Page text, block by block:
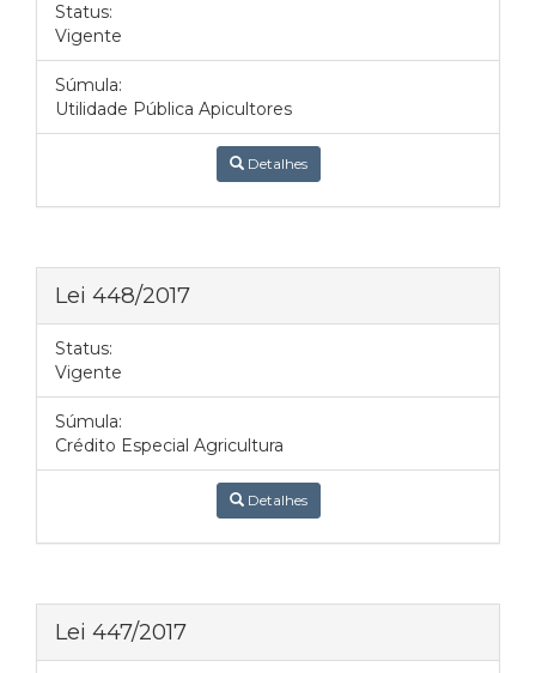
Status:
Vigente
Súmula:
Utilidade Pública Apicultores
Detalhes
Lei 448/2017
Status:
Vigente
Súmula:
Crédito Especial Agricultura
Detalhes
Lei 447/2017